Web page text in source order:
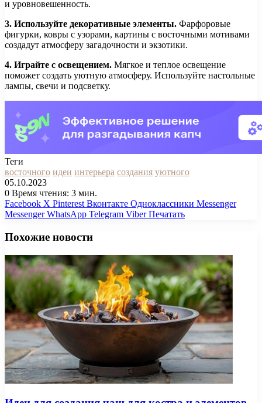
и уровновешенность.
3. Используйте декоративные элементы. Фарфоровые
фигурки, ковры с узорами, картины с восточными мотивами
создадут атмосферу загадочности и экзотики.
4. Играйте с освещением. Мягкое и теплое освещение
поможет создать уютную атмосферу. Используйте настольные
лампы, свечи и подсветку.
Теги
восточного идеи интерьера создания уютного
05.10.2023
0 Время чтения: 3 мин.
Facebook X Pinterest Вконтакте Одноклассники Messenger
Messenger WhatsApp Telegram Viber Печатать
Похожие новости